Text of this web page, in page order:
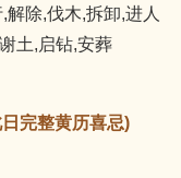
解除,伐木,拆卸,进人
土,启钻,安葬
完整黄历喜忌)